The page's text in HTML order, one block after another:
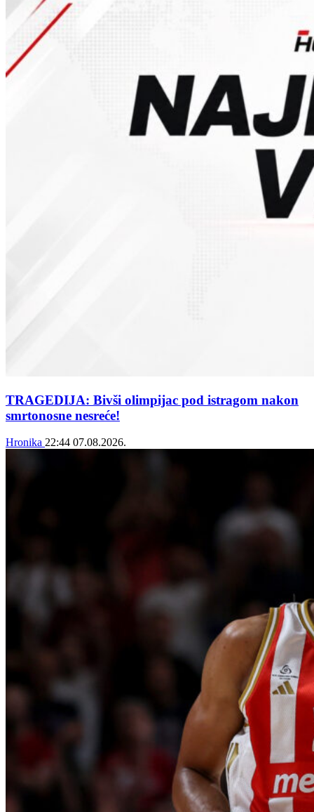
TRAGEDIJA: Bivši olimpijac pod istragom nakon
smrtonosne nesreće!
Hronika 22:44 07.08.2026.